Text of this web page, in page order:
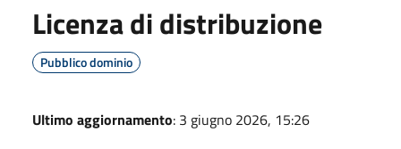
Licenza di distribuzione
Pubblico dominio
Ultimo aggiornamento: 3 giugno 2026, 15:26